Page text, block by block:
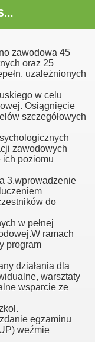
Fundacja Integracji Społecznej "ABRAMIS"
zawodowa 45
oraz 25
uzależnionych
w celu
Osiągnięcie
szczegółowych
zawodowych
poziomu
3.wprowadzenie
do
w pełnej
ramach
program
działania dla
warsztaty
wsparcie ze
egzaminu
weźmie